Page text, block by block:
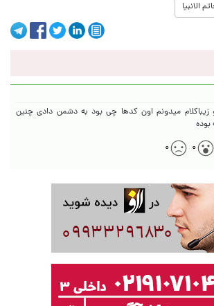
الانبیا
میدونم اون کدها چی بود به دشمن دادی چنین
بوده
۰ ۰